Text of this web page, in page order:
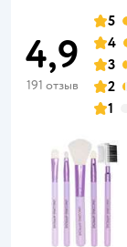
4,9
191 отзыв
5
4
3
2
1